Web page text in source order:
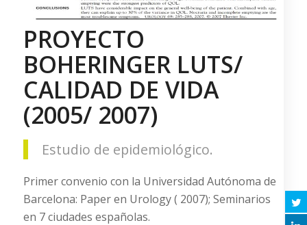
PROYECTO
BOHERINGER LUTS/
CALIDAD DE VIDA
(2005/ 2007)
Estudio de epidemiológico.
Primer convenio con la Universidad Autónoma de
Barcelona: Paper en Urology ( 2007); Seminarios
en 7 ciudades españolas.